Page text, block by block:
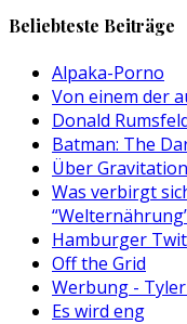
Beliebteste Beiträge
Alpaka-Porno
Von einem der
Donald
Batman: The
Über
Was verbirgt
Hamburger
Off the Grid
Werbung -
Es wird eng